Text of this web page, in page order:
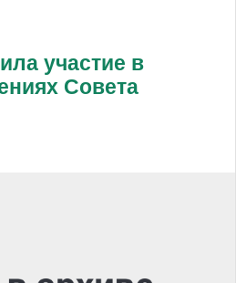
участие в
Совета